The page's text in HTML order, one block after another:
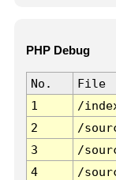
PHP Debug
No. File
1
/
2
/
3
/
4
/